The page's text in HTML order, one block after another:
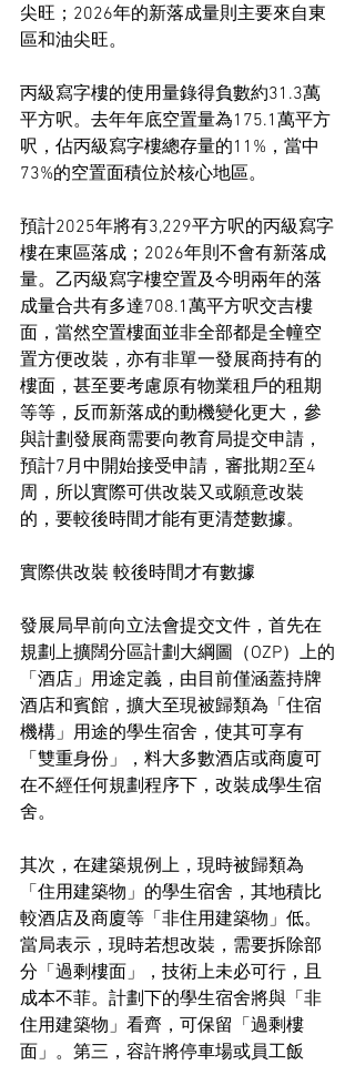
尖旺；2026年的新落成量則主要來自東
區和油尖旺。
丙級寫字樓的使用量錄得負數約31.3萬
平方呎。去年年底空置量為175.1萬平方
呎，佔丙級寫字樓總存量的11%，當中
73%的空置面積位於核心地區。
預計2025年將有3,229平方呎的丙級寫字
樓在東區落成；2026年則不會有新落成
量。乙丙級寫字樓空置及今明兩年的落
成量合共有多達708.1萬平方呎交吉樓
面，當然空置樓面並非全部都是全幢空
置方便改裝，亦有非單一發展商持有的
樓面，甚至要考慮原有物業租戶的租期
等等，反而新落成的動機變化更大，參
與計劃發展商需要向教育局提交申請，
預計7月中開始接受申請，審批期2至4
周，所以實際可供改裝又或願意改裝
的，要較後時間才能有更清楚數據。
實際供改裝 較後時間才有數據
發展局早前向立法會提交文件，首先在
規劃上擴闊分區計劃大綱圖（OZP）上的
「酒店」用途定義，由目前僅涵蓋持牌
酒店和賓館，擴大至現被歸類為「住宿
機構」用途的學生宿舍，使其可享有
「雙重身份」，料大多數酒店或商廈可
在不經任何規劃程序下，改裝成學生宿
舍。
其次，在建築規例上，現時被歸類為
「住用建築物」的學生宿舍，其地積比
較酒店及商廈等「非住用建築物」低。
當局表示，現時若想改裝，需要拆除部
分「過剩樓面」，技術上未必可行，且
成本不菲。計劃下的學生宿舍將與「非
住用建築物」看齊，可保留「過剩樓
面」。第三，容許將停車場或員工飯